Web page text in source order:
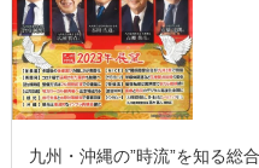
九州・沖縄の”時流”を知る総